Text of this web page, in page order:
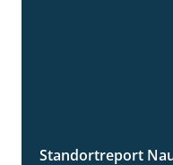
Standortreport